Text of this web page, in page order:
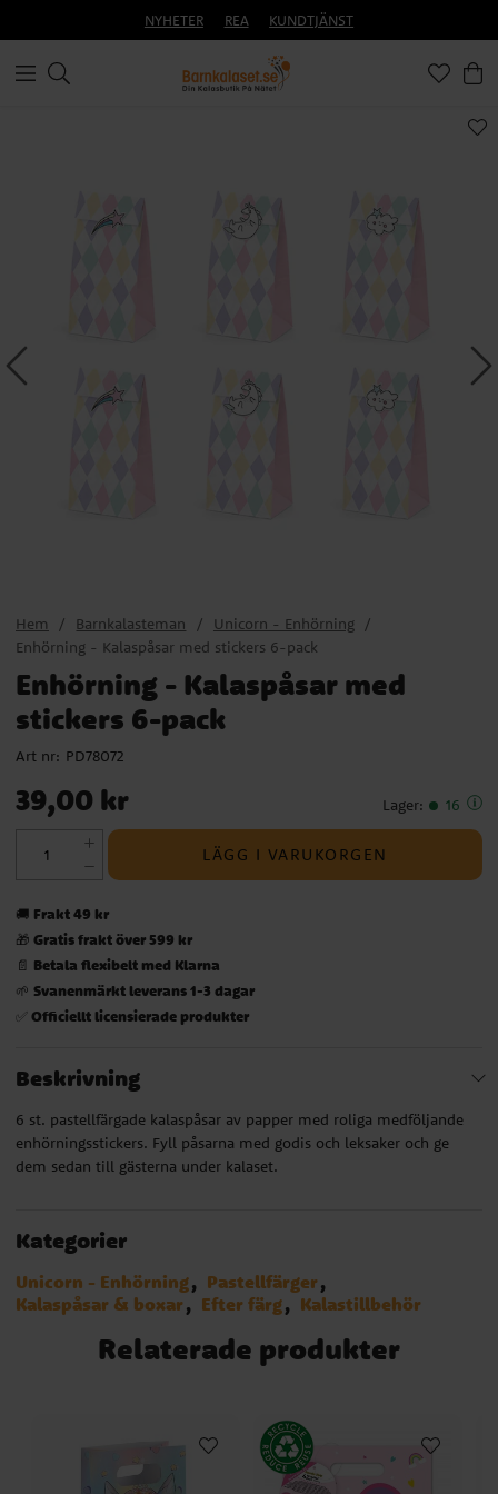
NYHETER REA KUNDTJÄNST
Hem Barnkalasteman
Unicorn - Enhörning
Enhörning - Kalaspåsar med stickers 6-pack
Enhörning - Kalaspåsar med
stickers 6-pack
Art nr: PD78072
Pris: 39,00 kr
39,00 kr Lager: 16
LÄGG I VARUKORGEN
🚚 Frakt 49 kr
🎁 Gratis frakt över 599 kr
📄 Betala flexibelt med Klarna
🌱 Svanenmärkt leverans 1-3 dagar
✅ Officiellt licensierade produkter
Beskrivning
6 st. pastellfärgade kalaspåsar av papper med roliga medföljande
enhörningsstickers. Fyll påsarna med godis och leksaker och ge
dem sedan till gästerna under kalaset.
Kategorier
Unicorn - Enhörning
Pastellfärger
Kalaspåsar & boxar
Efter färg Kalastillbehör
Relaterade produkter